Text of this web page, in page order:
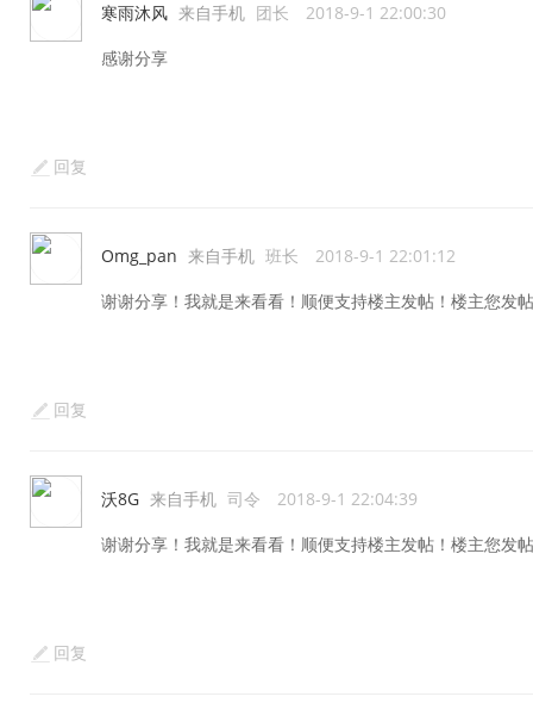
寒雨沐风 来自手机 团长 2018-9-1 22:00:30
感谢分享
回复
Omg_pan 来自手机 班长 2018-9-1 22:01:12
谢谢分享！我就是来看看！顺便支持楼主发帖！楼主您发
回复
沃8G 来自手机 司令 2018-9-1 22:04:39
谢谢分享！我就是来看看！顺便支持楼主发帖！楼主您发
回复